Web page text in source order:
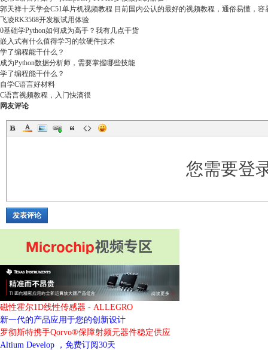
郭天祥十天学会C51单片机视频教程 目前国内公认的最好的视频教程，通俗易懂，
飞凌RK3568开发板试用体验
0基础学Python如何成为高手？我有几点干货
嵌入式有什么值得学习的软硬件技术
学了编程能干什么？
成为Python数据分析师，需要掌握哪些技能
学了编程能干什么？
自学C语言好材料
C语言视频教程，入门快滴很
网友评论
您需要登
发表评论
磁性霍尔1D线性传感器 - ALLEGRO
新一代的产品应用于您的创新设计
罗彻斯特携手Qorvo®保障射频元器件稳定供应
Altium Develop ，免费订阅30天